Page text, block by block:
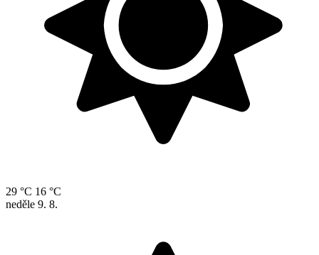
29 °C 16 °C
neděle 9. 8.